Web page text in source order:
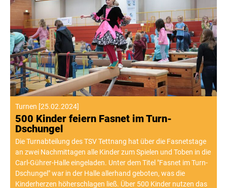
Turnen [25.02.2024]
500 Kinder feiern Fasnet im Turn-
Dschungel
Die Turnabteilung des TSV Tettnang hat über die Fasnetstage
an zwei Nachmittagen alle Kinder zum Spielen und Toben in die
Carl-Gührer-Halle eingeladen. Unter dem Titel "Fasnet im Turn-
Dschungel" war in der Halle allerhand geboten, was die
Kinderherzen höherschlagen ließ. Über 500 Kinder nutzen das